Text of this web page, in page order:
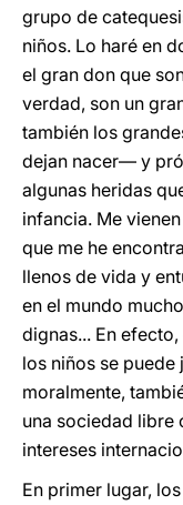
grupo de
niños. Lo haré en
el gran don que
verdad, son un
también los
dejan nacer— y
algunas heridas
infancia. Me
que me he
llenos de vida y
en el mundo
dignas... En
los niños se
moralmente,
una sociedad libre
intereses
En primer lugar,